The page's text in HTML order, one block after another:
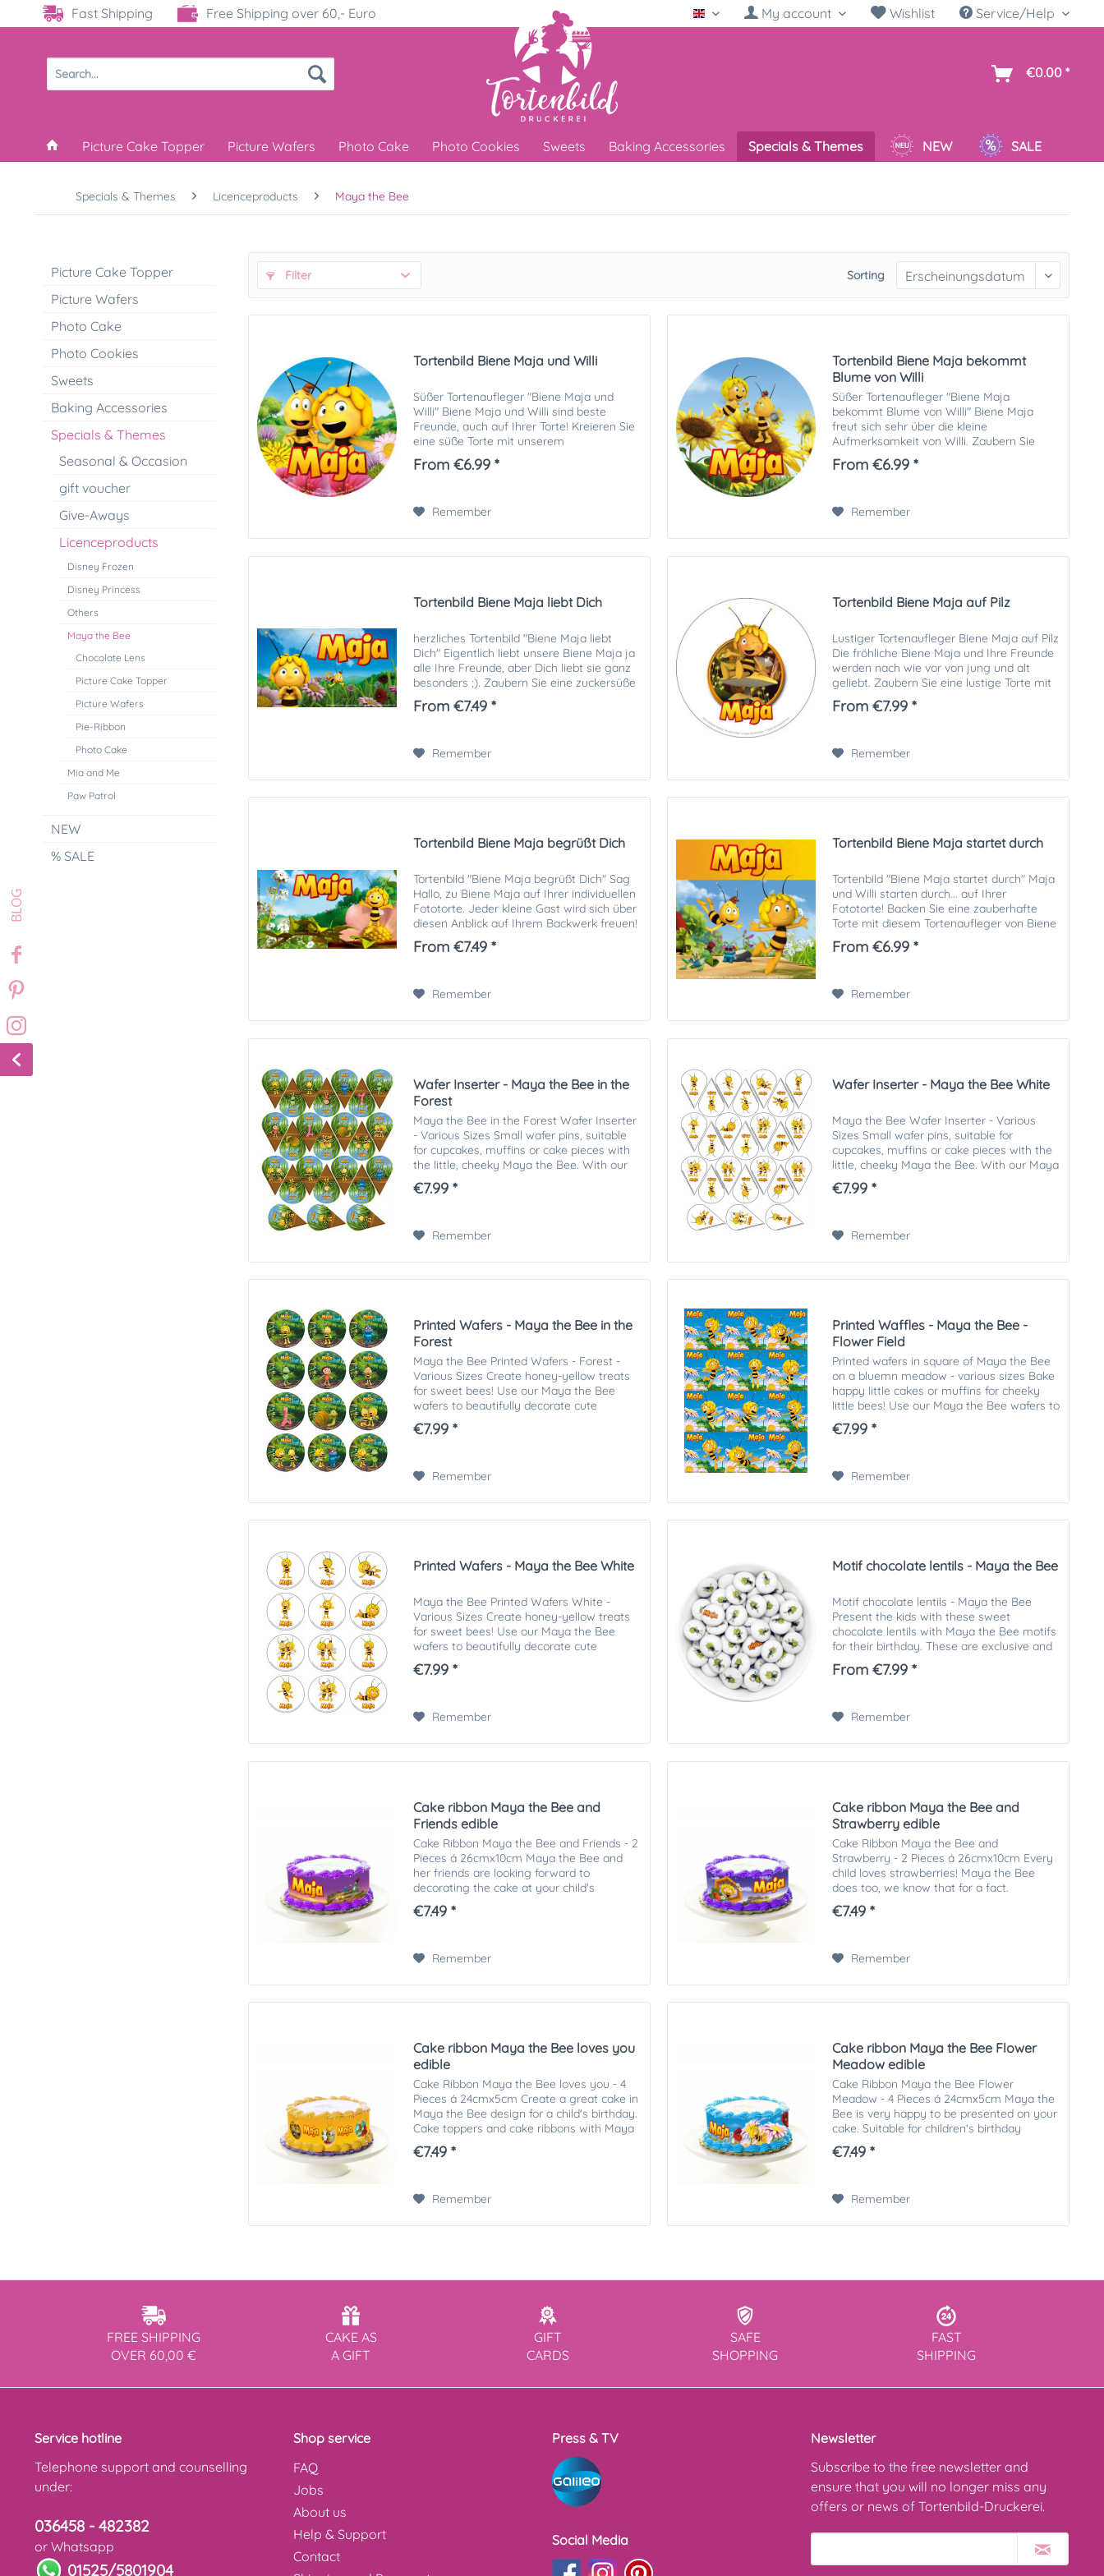
Fast Shipping Free Shipping over 60,- Euro English My account Wishlist Service/Help
€0.00 *
Picture Cake Topper Picture Wafers Photo Cake Photo Cookies Sweets Baking Accessories Specials & Themes NEW SALE
Specials & Themes Licenceproducts Maya the Bee
Picture Cake Topper
Picture Wafers
Photo Cake
Photo Cookies
Sweets
Baking Accessories
Specials & Themes
Seasonal & Occasion
gift voucher
Give-Aways
Licenceproducts
Disney Frozen
Disney Princess
Others
Maya the Bee
Chocolate Lens
Picture Cake Topper
Picture Wafers
Pie-Ribbon
Photo Cake
Mia and Me
Paw Patrol
NEW
% SALE
Filter Sorting
Tortenbild Biene Maja und Willi
Süßer Tortenaufleger "Biene Maja und
Willi" Biene Maja und Willi sind beste
Freunde, auch auf Ihrer Torte! Kreieren Sie
eine süße Torte mit unserem
Tortenaufleger "Biene Maja und Willi". Sie
bekommen ein essbares Tortenbild in
From €6.99 *
Remember
Tortenbild Biene Maja bekommt
Blume von Willi
Süßer Tortenaufleger "Biene Maja
bekommt Blume von Willi" Biene Maja
freut sich sehr über die kleine
Aufmerksamkeit von Willi. Zaubern Sie
eine tolle Torte mit unserem
Tortenaufleger "Biene Maja bekommt
From €6.99 *
Remember
Tortenbild Biene Maja liebt Dich
herzliches Tortenbild "Biene Maja liebt
Dich" Eigentlich liebt unsere Biene Maja ja
alle Ihre Freunde, aber Dich liebt sie ganz
besonders ;). Zaubern Sie eine zuckersüße
Fototorte mit unserem Tortenaufleger
"Biene Maja liebt Dich". Sie...
From €7.49 *
Remember
Tortenbild Biene Maja auf Pilz
Lustiger Tortenaufleger Biene Maja auf Pilz
Die fröhliche Biene Maja und Ihre Freunde
werden nach wie vor von jung und alt
geliebt. Zaubern Sie eine lustige Torte mit
unserem Tortenaufleger "Biene Maja auf
Pilz"! Sie bekommen ein...
From €7.99 *
Remember
Tortenbild Biene Maja begrüßt Dich
Tortenbild "Biene Maja begrüßt Dich" Sag
Hallo, zu Biene Maja auf Ihrer individuellen
Fototorte. Jeder kleine Gast wird sich über
diesen Anblick auf Ihrem Backwerk freuen!
Sie bekommen ein essbares Tortenbild in
optimaler Qualität auf...
From €7.49 *
Remember
Tortenbild Biene Maja startet durch
Tortenbild "Biene Maja startet durch" Maja
und Willi starten durch... auf Ihrer
Fototorte! Backen Sie eine zauberhafte
Torte mit diesem Tortenaufleger von Biene
Maja. Sie bekommen ein essbares
Tortenbild in optimaler Qualität auf...
From €6.99 *
Remember
Wafer Inserter - Maya the Bee in the
Forest
Maya the Bee in the Forest Wafer Inserter
- Various Sizes Small wafer pins, suitable
for cupcakes, muffins or cake pieces with
the little, cheeky Maya the Bee. With our
Maya the Bee wafers you can decorate
cute cookies, muffins and cakes...
€7.99 *
Remember
Wafer Inserter - Maya the Bee White
Maya the Bee Wafer Inserter - Various
Sizes Small wafer pins, suitable for
cupcakes, muffins or cake pieces with the
little, cheeky Maya the Bee. With our Maya
the Bee wafers you can decorate cute
cookies, muffins and cakes beautifully....
€7.99 *
Remember
Printed Wafers - Maya the Bee in the
Forest
Maya the Bee Printed Wafers - Forest -
Various Sizes Create honey-yellow treats
for sweet bees! Use our Maya the Bee
wafers to beautifully decorate cute
biscuits, muffins and cakes. Our printed
wafer toppers can be used in many ways....
€7.99 *
Remember
Printed Waffles - Maya the Bee -
Flower Field
Printed wafers in square of Maya the Bee
on a bluemn meadow - various sizes Bake
happy little cakes or muffins for cheeky
little bees! Use our Maya the Bee wafers to
beautifully decorate cute cookies, muffins
and cakes. Our printed wafer...
€7.99 *
Remember
Printed Wafers - Maya the Bee White
Maya the Bee Printed Wafers White -
Various Sizes Create honey-yellow treats
for sweet bees! Use our Maya the Bee
wafers to beautifully decorate cute
biscuits, muffins and cakes. Our printed
wafer toppers can be used in many ways....
€7.99 *
Remember
Motif chocolate lentils - Maya the Bee
Motif chocolate lentils - Maya the Bee
Present the kids with these sweet
chocolate lentils with Maya the Bee motifs
for their birthday. These are exclusive and
only available from us. Quantity: please
choose Motive: different ones on the...
From €7.99 *
Remember
Cake ribbon Maya the Bee and
Friends edible
Cake Ribbon Maya the Bee and Friends - 2
Pieces á 26cmx10cm Maya the Bee and
her friends are looking forward to
decorating the cake at your child's
birthday party! Create your own
personalised Maya the Bee cake with our
€7.49 *
Remember
Cake ribbon Maya the Bee and
Strawberry edible
Cake Ribbon Maya the Bee and
Strawberry - 2 Pieces á 26cmx10cm Every
child loves strawberries! Maya the Bee
does too, we know that for a fact.
Embellish the children's birthday cake with
this great Maya the Bee cake ribbon.
€7.49 *
Remember
Cake ribbon Maya the Bee loves you
edible
Cake Ribbon Maya the Bee loves you - 4
Pieces á 24cmx5cm Create a great cake in
Maya the Bee design for a child's birthday.
Cake toppers and cake ribbons with Maya
the Bee designs are available exclusively
from us. Decorate your cakes...
€7.49 *
Remember
Cake ribbon Maya the Bee Flower
Meadow edible
Cake Ribbon Maya the Bee Flower
Meadow - 4 Pieces á 24cmx5cm Maya the
Bee is very happy to be presented on your
cake. Suitable for children's birthday
parties and many other occasions where
the kids will make big eyes! Decorate
€7.49 *
Remember
FREE SHIPPING
OVER 60,00 €
CAKE AS
A GIFT
GIFT
CARDS
SAFE
SHOPPING
FAST
SHIPPING
Service hotline
Telephone support and counselling
under:
036458 - 482382
or Whatsapp
01525/5801904
Shop service
FAQ
Jobs
About us
Help & Support
Contact
Press & TV
Social Media
Newsletter
Subscribe to the free newsletter and
ensure that you will no longer miss any
offers or news of Tortenbild-Druckerei.